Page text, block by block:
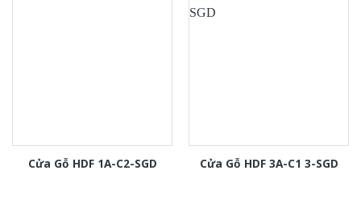
Cửa Gỗ HDF 1A-C2-SGD Cửa Gỗ HDF 3A-C1 3-SGD